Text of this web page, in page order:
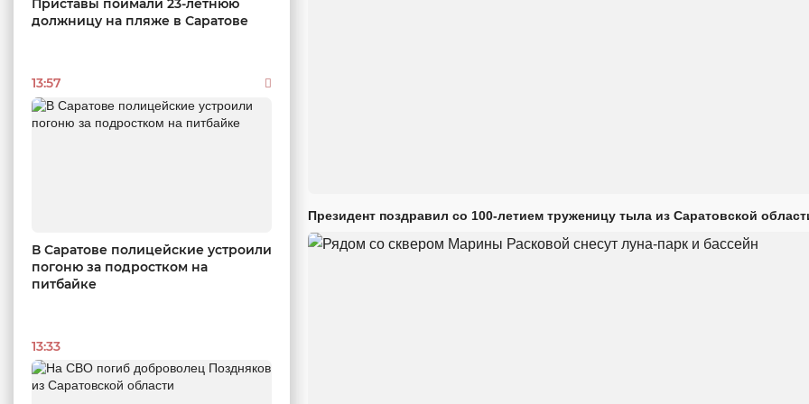
Приставы поймали 23-летнюю
должницу на пляже в Саратове
13:57
В Саратове полицейские устроили
погоню за подростком на
питбайке
13:33
Президент поздравил со 100-летием труженицу тыла из Саратовской